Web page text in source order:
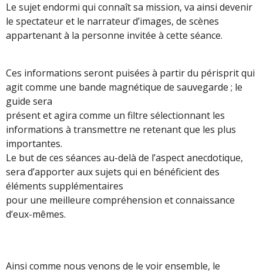
Le sujet endormi qui connaît sa mission, va ainsi devenir
le spectateur et le narrateur d’images, de scènes
appartenant à la personne invitée à cette séance.
Ces informations seront puisées à partir du périsprit qui
agit comme une bande magnétique de sauvegarde ; le
guide sera
présent et agira comme un filtre sélectionnant les
informations à transmettre ne retenant que les plus
importantes.
Le but de ces séances au-delà de l’aspect anecdotique,
sera d’apporter aux sujets qui en bénéficient des
éléments supplémentaires
pour une meilleure compréhension et connaissance
d’eux-mêmes.
Ainsi comme nous venons de le voir ensemble, le